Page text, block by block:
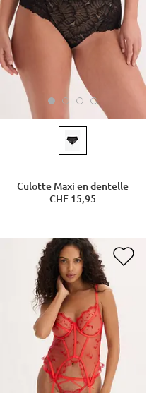
Culotte Maxi en dentelle
CHF 15,95